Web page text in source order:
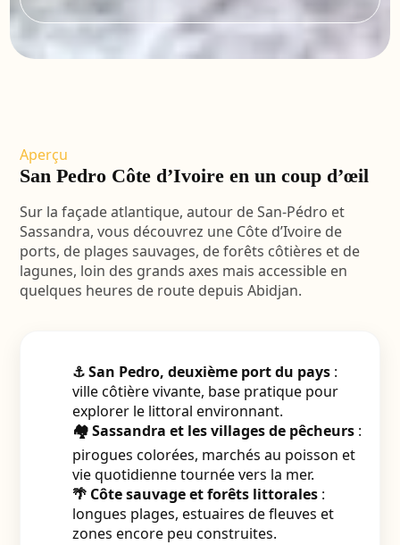
Aperçu
San Pedro Côte d’Ivoire en un coup d’œil
Sur la façade atlantique, autour de San-Pédro et
Sassandra, vous découvrez une Côte d’Ivoire de
ports, de plages sauvages, de forêts côtières et de
lagunes, loin des grands axes mais accessible en
quelques heures de route depuis Abidjan.
⚓ San Pedro, deuxième port du pays :
ville côtière vivante, base pratique pour
explorer le littoral environnant.
🏘️ Sassandra et les villages de pêcheurs :
pirogues colorées, marchés au poisson et
vie quotidienne tournée vers la mer.
🌴 Côte sauvage et forêts littorales :
longues plages, estuaires de fleuves et
zones encore peu construites.